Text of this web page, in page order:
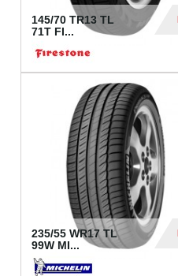
145/70 TR13 TL
71T FI...
235/55 WR17 TL
99W MI...